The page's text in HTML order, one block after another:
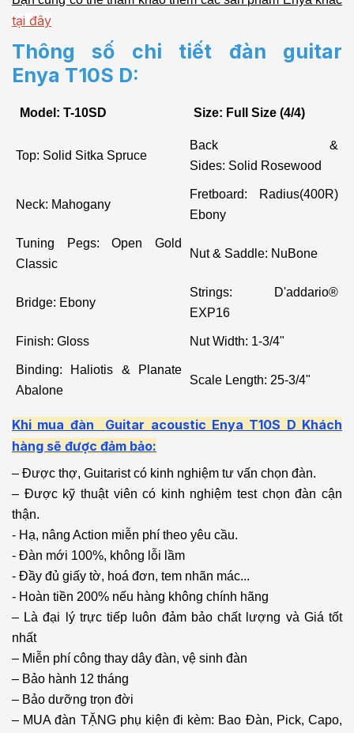
tại đây
Thông số chi tiết đàn guitar
Enya T10S D:
Model: T-10SD Size: Full Size (4/4)
Top: Solid Sitka Spruce
Back &
Sides: Solid Rosewood
Neck: Mahogany
Fretboard: Radius(400R)
Ebony
Tuning Pegs: Open Gold
Classic
Nut & Saddle: NuBone
Bridge: Ebony
Strings: D'addario®
EXP16
Finish: Gloss Nut Width: 1-3/4"
Binding: Haliotis & Planate
Abalone
Scale Length: 25-3/4"
Khi mua đàn Guitar acoustic Enya T10S D Khách
hàng sẽ được đảm bảo:
– Được thợ, Guitarist có kinh nghiệm tư vấn chọn đàn.
– Được kỹ thuật viên có kinh nghiệm test chọn đàn cận
thận.
- Hạ, nâng Action miễn phí theo yêu cầu.
- Đàn mới 100%, không lỗi lầm
- Đầy đủ giấy tờ, hoá đơn, tem nhãn mác...
- Hoàn tiền 200% nếu hàng không chính hãng
– Là đại lý trực tiếp luôn đảm bảo chất lượng và Giá tốt
nhất
– Miễn phí công thay dây đàn, vệ sinh đàn
– Bảo hành 12 tháng
– Bảo dưỡng trọn đời
– MUA đàn TẶNG phụ kiện đi kèm: Bao Đàn, Pick, Capo,